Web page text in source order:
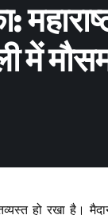
में
हो रखा है।